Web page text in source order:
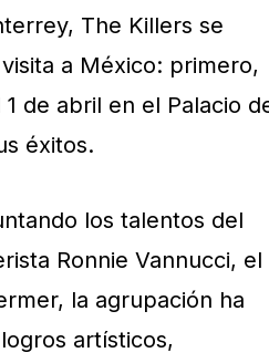
The Killers se
a México: primero,
de abril en el Palacio
éxitos.
los talentos del
Ronnie Vannucci, el
la agrupación ha
artísticos,